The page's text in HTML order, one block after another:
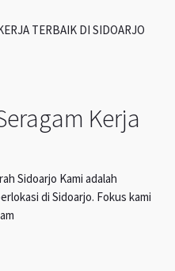
TERBAIK DI SIDOARJO
Kerja
Sidoarjo Kami adalah
di Sidoarjo. Fokus kami